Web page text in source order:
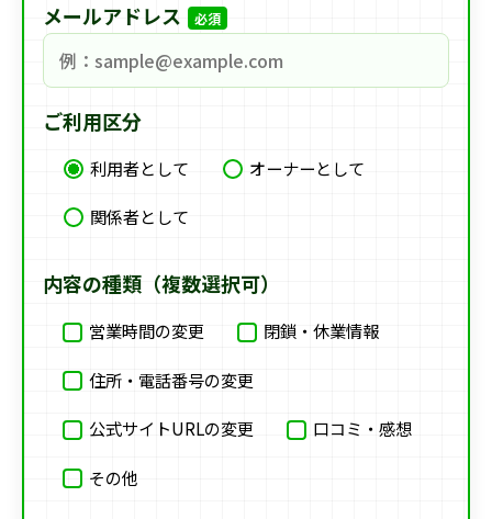
メールアドレス 必須
ご利用区分
利用者として
オーナーとして
関係者として
内容の種類（複数選択可）
営業時間の変更 閉鎖・休業情報
住所・電話番号の変更
公式サイトURLの変更 口コミ・感想
その他